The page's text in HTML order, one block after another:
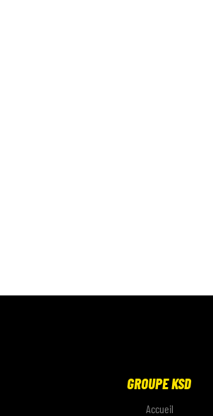
GROUPE KSD
Accueil